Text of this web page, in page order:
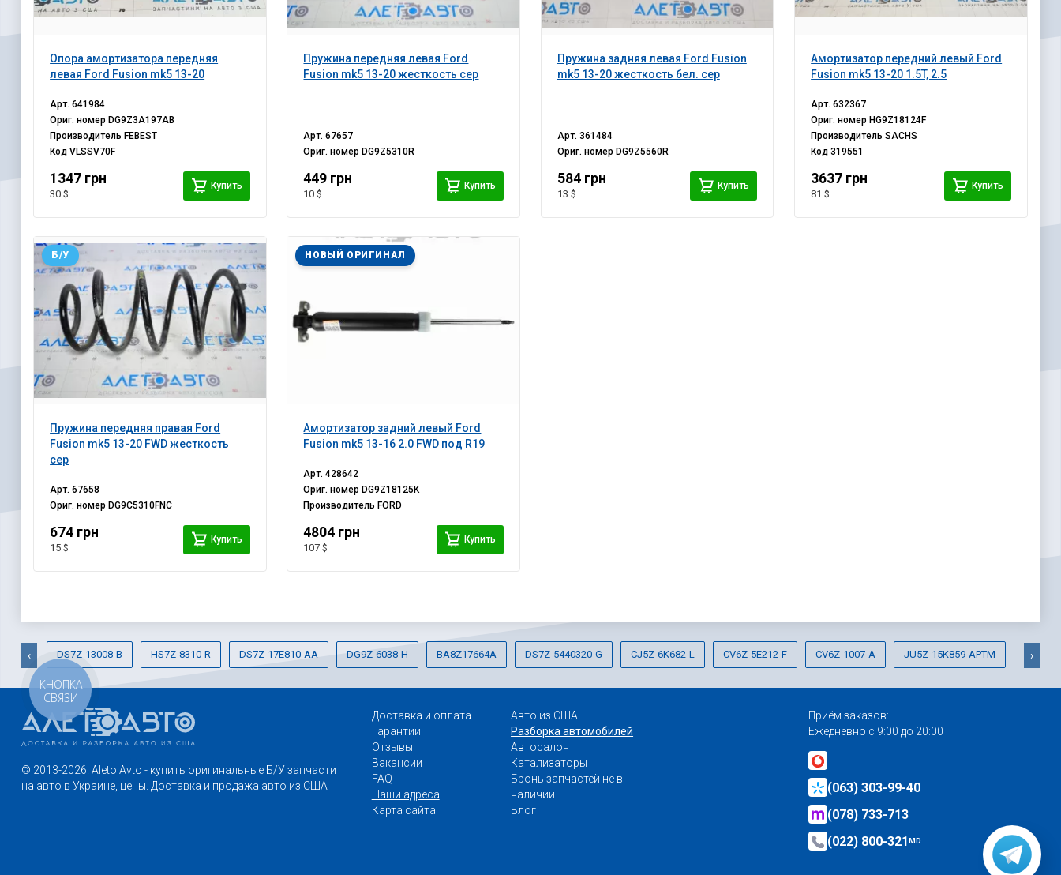
Опора амортизатора передняя
левая Ford Fusion mk5 13-20
Арт.641984
Ориг. номер DG9Z3A197AB
Производитель FEBEST
КодVLSSV70F
1347 грн
30 $
Купить
Пружина передняя левая Ford
Fusion mk5 13-20 жесткость сер
Арт.67657
Ориг. номер DG9Z5310R
449 грн
10 $
Купить
Пружина задняя левая Ford Fusion
mk5 13-20 жесткость бел. сер
Арт. 361484
Ориг. номер DG9Z5560R
584 грн
13 $
Купить
Амортизатор передний левый Ford
Fusion mk5 13-20 1.5T, 2.5
Арт.632367
Ориг. номер HG9Z18124F
ПроизводительSACHS
Код319551
3637 грн
81 $
Купить
Пружина передняя правая Ford
Fusion mk5 13-20 FWD жесткость
сер
Б/У
Арт.67658
Ориг. номер DG9C5310FNC
674 грн
15 $
Купить
Амортизатор задний левый Ford
Fusion mk5 13-16 2.0 FWD под R19
НОВЫЙ ОРИГИНАЛ
Арт.428642
Ориг. номер DG9Z18125K
Производитель FORD
4804 грн
107 $
Купить
DS7Z-13008-B HS7Z-8310-R DS7Z-17E810-AA DG9Z-6038-H BA8Z17664A DS7Z-5440320-G CJ5Z-6K682-L CV6Z-5E212-F CV6Z-1007-A JU5Z-15K859-APTM
‹ ›
© 2013-2026. Aleto Avto - купить оригинальные Б/У запчасти
на авто в Украине, цены. Доставка и продажа авто из США
Доставка и оплата
Гарантии
Отзывы
Вакансии
FAQ
Наши адреса
Карта сайта
Авто из США
Разборка автомобилей
Автосалон
Катализаторы
Бронь запчастей не в
наличии
Блог
Приём заказов:
Ежедневно с 9:00 до 20:00
(063) 303-99-40
(078) 733-713
(022) 800-321MD
КНОПКА
СВЯЗИ